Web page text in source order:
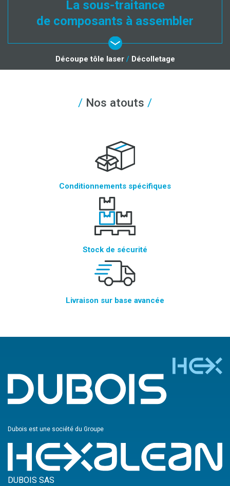
La sous-traitance
de composants à assembler
Découpe tôle laser /Décolletage
Nos atouts
Conditionnements spécifiques
Stock de sécurité
Livraison sur base avancée
Dubois est une société du Groupe
DUBOIS SAS